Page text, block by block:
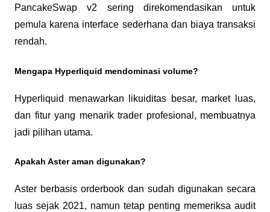
PancakeSwap v2 sering direkomendasikan untuk
pemula karena interface sederhana dan biaya transaksi
rendah.
Mengapa Hyperliquid mendominasi volume?
Hyperliquid menawarkan likuiditas besar, market luas,
dan fitur yang menarik trader profesional, membuatnya
jadi pilihan utama.
Apakah Aster aman digunakan?
Aster berbasis orderbook dan sudah digunakan secara
luas sejak 2021, namun tetap penting memeriksa audit